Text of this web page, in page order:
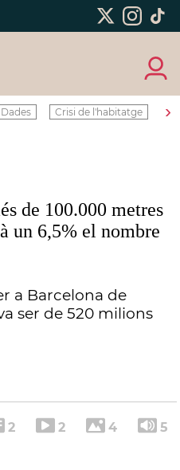
Dades Crisi de l'habitatge ›
de 100.000 metres
un 6,5% el nombre
a Barcelona de
ser de 520 milions
2 2 4 5